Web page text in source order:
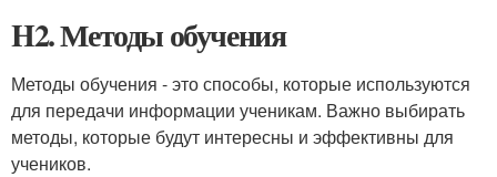
H2. Методы обучения
Методы обучения - это способы, которые используются
для передачи информации ученикам. Важно выбирать
методы, которые будут интересны и эффективны для
учеников.